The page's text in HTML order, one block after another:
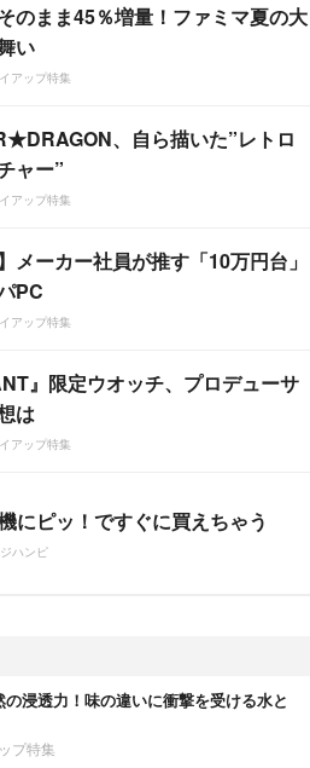
のまま45％増量！ファミマ夏の大
い
アップ特集
、自ら描いた”レトロ
ャー”
アップ特集
メーカー社員が推す「10万円台」
PC
アップ特集
』限定ウオッチ、プロデューサ
は
アップ特集
にピッ！ですぐに買えちゃう
ジハンピ
浸透力！味の違いに衝撃を受ける水と
プ特集